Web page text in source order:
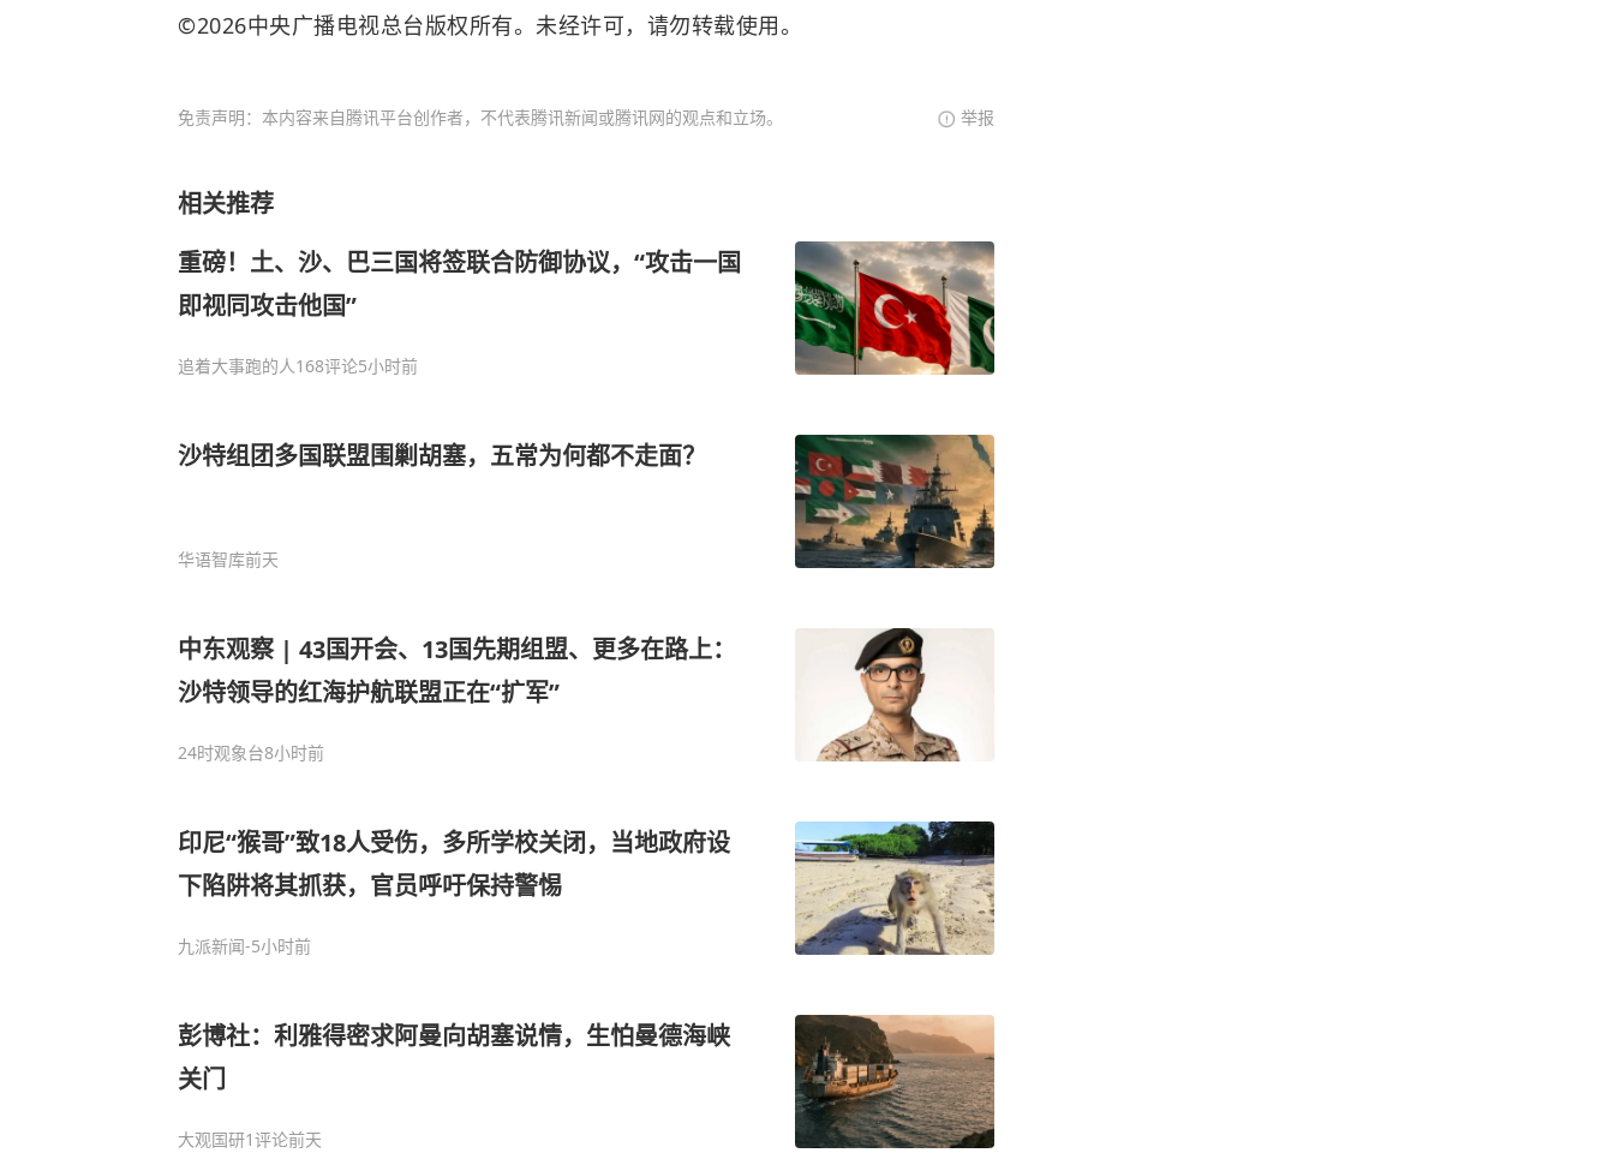
©2026中央广播电视总台版权所有。未经许可，请勿转载使用。
免责声明：本内容来自腾讯平台创作者，不代表腾讯新闻或腾讯网的观点和立场。 举报
相关推荐
重磅！土、沙、巴三国将签联合防御协议，“攻击一国
即视同攻击他国”
追着大事跑的人168评论5小时前
沙特组团多国联盟围剿胡塞，五常为何都不走面？
华语智库前天
中东观察 | 43国开会、13国先期组盟、更多在路上：
沙特领导的红海护航联盟正在“扩军”
24时观象台8小时前
印尼“猴哥”致18人受伤，多所学校关闭，当地政府设
下陷阱将其抓获，官员呼吁保持警惕
九派新闻-5小时前
彭博社：利雅得密求阿曼向胡塞说情，生怕曼德海峡
关门
大观国研1评论前天